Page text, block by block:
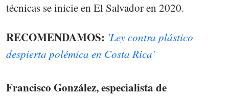
técnicas se inicie en El Salvador en 2020.
RECOMENDAMOS: 'Ley contra plástico
despierta polémica en Costa Rica'
Francisco González, especialista de